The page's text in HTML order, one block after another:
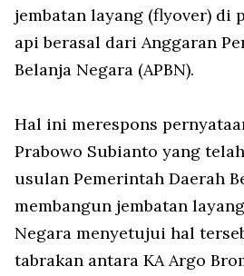
jembatan layang (flyover) di
api berasal dari Anggaran
Belanja Negara (APBN).
Hal ini merespons
Prabowo Subianto yang
usulan Pemerintah Daerah
membangun jembatan
Negara menyetujui hal
tabrakan antara KA Argo